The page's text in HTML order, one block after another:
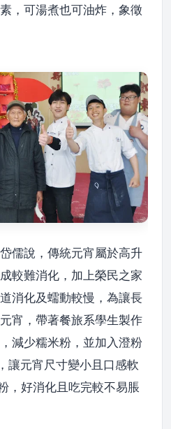
，可湯煮也可油炸，象徵
儒說，傳統元宵屬於高升
較難消化，加上榮民之家
消化及蠕動較慢，為讓長
宵，帶著餐旅系學生製作
減少糯米粉，並加入澄粉
讓元宵尺寸變小且口感軟
，好消化且吃完較不易脹